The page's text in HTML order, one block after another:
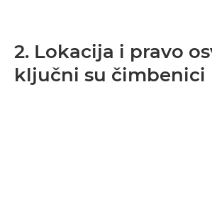
2. Lokacija i pravo
ključni su čimbenici